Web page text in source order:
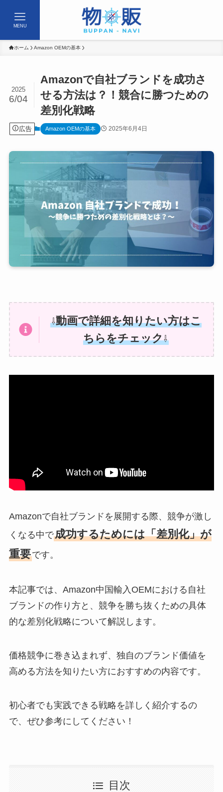
MENU
ホーム Amazon OEMの基本
Amazonで自社ブランドを成功さ
せる方法は？！競合に勝つための
差別化戦略
2025
6/04
広告 Amazon OEMの基本 2025年6月4日
⇩動画で詳細を知りたい方はこ
ちらをチェック⇩
Amazonで自社ブランドを展開する際、競争が激し
くなる中で成功するためには「差別化」が
重要です。
本記事では、Amazon中国輸入OEMにおける自社
ブランドの作り方と、競争を勝ち抜くための具体
的な差別化戦略について解説します。
価格競争に巻き込まれず、独自のブランド価値を
高める方法を知りたい方におすすめの内容です。
初心者でも実践できる戦略を詳しく紹介するの
で、ぜひ参考にしてください！
目次